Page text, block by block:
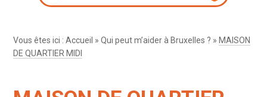
Vous êtes ici :Accueil »Qui peut m’aider à Bruxelles ? » MAISON
DE QUARTIER MIDI